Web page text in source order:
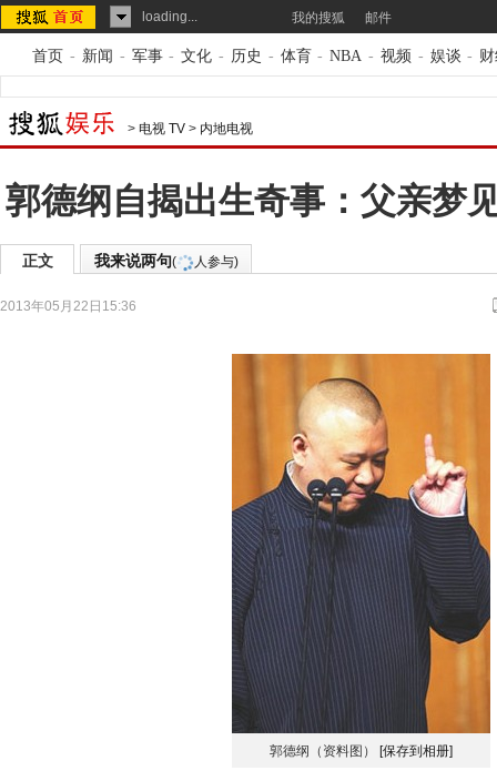
loading... 我的搜狐 邮件
首页 - 新闻 - 军事 - 文化 - 历史 - 体育 - NBA - 视频 - 娱谈 -
> 电视 TV > 内地电视
郭德纲自揭出生奇事：父亲梦
正文 我来说两句( 人参与)
2013年05月22日15:36
郭德纲（资料图） [保存到相册]